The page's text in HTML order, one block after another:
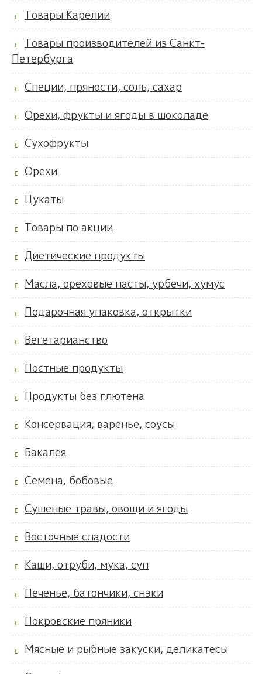
Товары Карелии
Товары производителей из Санкт-
Петербурга
Специи, пряности, соль, сахар
Орехи, фрукты и ягоды в шоколаде
Сухофрукты
Орехи
Цукаты
Товары по акции
Диетические продукты
Масла, ореховые пасты, урбечи, хумус
Подарочная упаковка, открытки
Вегетарианство
Постные продукты
Продукты без глютена
Консервация, варенье, соусы
Бакалея
Семена, бобовые
Сушеные травы, овощи и ягоды
Восточные сладости
Каши, отруби, мука, суп
Печенье, батончики, снэки
Покровские пряники
Мясные и рыбные закуски, деликатесы